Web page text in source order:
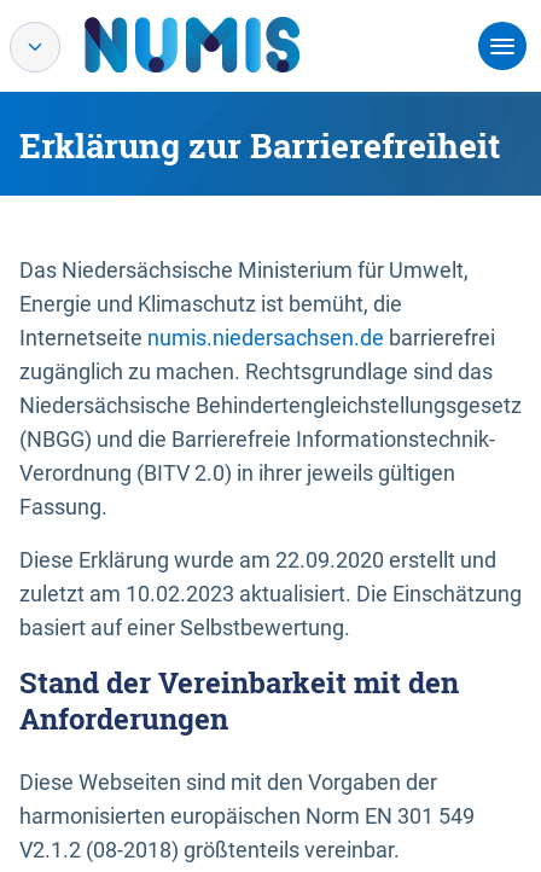
Erklärung zur Barrierefreiheit
Das Niedersächsische Ministerium für Umwelt,
Energie und Klimaschutz ist bemüht, die
Internetseite numis.niedersachsen.de barrierefrei
zugänglich zu machen. Rechtsgrundlage sind das
Niedersächsische Behindertengleichstellungsgesetz
(NBGG) und die Barrierefreie Informationstechnik-
Verordnung (BITV 2.0) in ihrer jeweils gültigen
Fassung.
Diese Erklärung wurde am 22.09.2020 erstellt und
zuletzt am 10.02.2023 aktualisiert. Die Einschätzung
basiert auf einer Selbstbewertung.
Stand der Vereinbarkeit mit den
Anforderungen
Diese Webseiten sind mit den Vorgaben der
harmonisierten europäischen Norm EN 301 549
V2.1.2 (08-2018) größtenteils vereinbar.